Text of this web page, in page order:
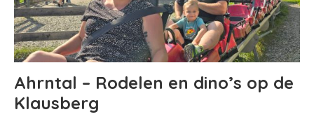
Ahrntal – Rodelen en dino’s op de
Klausberg